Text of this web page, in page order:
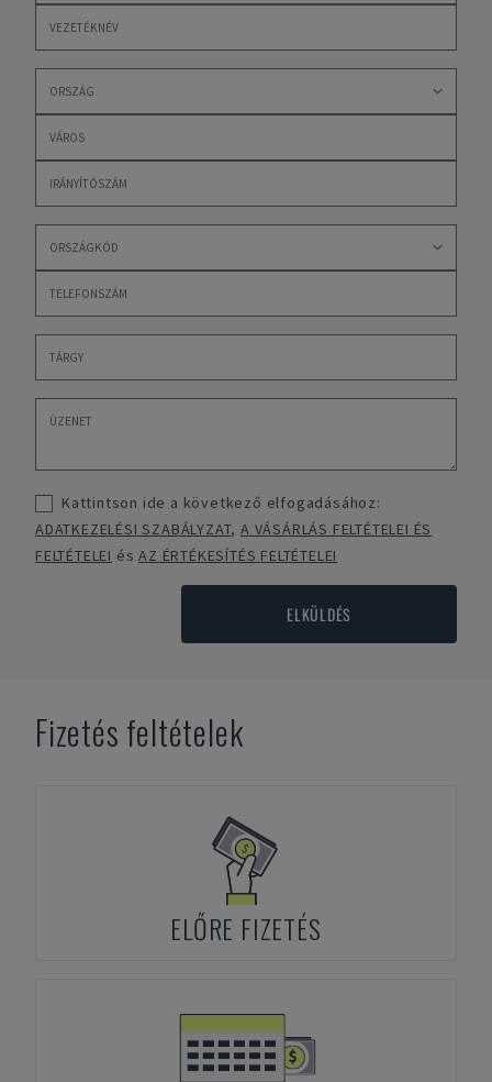
Kattintson ide a következő elfogadásához:
ADATKEZELÉSI SZABÁLYZAT,A VÁSÁRLÁS FELTÉTELEI ÉS
FELTÉTELEI ésAZ ÉRTÉKESÍTÉS FELTÉTELEI
ELKÜLDÉS
Fizetés feltételek
ELŐRE FIZETÉS